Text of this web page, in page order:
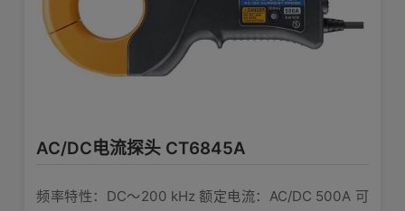
AC/DC电流探头 CT6845A
频率特性：DC〜200 kHz 额定电流：AC/DC 500A 可